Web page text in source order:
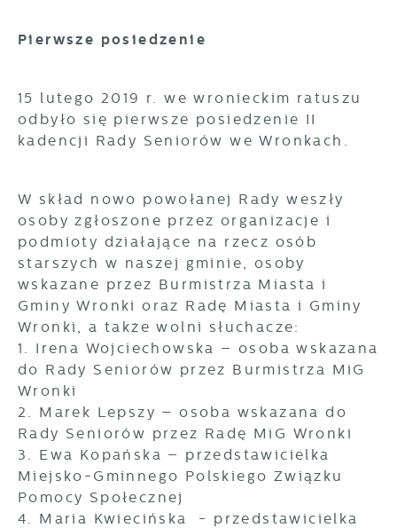
Pierwsze posiedzenie
15 lutego 2019 r. we wronieckim ratuszu
odbyło się pierwsze posiedzenie II
kadencji Rady Seniorów we Wronkach.
W skład nowo powołanej Rady weszły
osoby zgłoszone przez organizacje i
podmioty działające na rzecz osób
starszych w naszej gminie, osoby
wskazane przez Burmistrza Miasta i
Gminy Wronki oraz Radę Miasta i Gminy
Wronki, a także wolni słuchacze:
1. Irena Wojciechowska – osoba wskazana
do Rady Seniorów przez Burmistrza MiG
Wronki
2. Marek Lepszy – osoba wskazana do
Rady Seniorów przez Radę MiG Wronki
3. Ewa Kopańska – przedstawicielka
Miejsko-Gminnego Polskiego Związku
Pomocy Społecznej
4. Maria Kwiecińska - przedstawicielka
Pliki cookies odpowiadają na podejmowane
prywatności, logowania czy wypełniania
formularzy. Dzięki plikom cookies strona, z
której korzystasz, może działać bez zakłóceń.
Funkcjonalne i personalizacyjne
Tego typu pliki cookies umożliwiają stronie
określonych funkcjonalności czy
prezentowanych treści.
Dzięki tym plikom cookies możemy zapewnić
Ci większy komfort korzystania z
funkcjonalności naszej strony poprzez
dopasowanie jej do Twoich indywidualnych
preferencji. Wyrażenie zgody na funkcjonalne i
personalizacyjne pliki cookies gwarantuje
dostępność większej ilości funkcji na stronie.
Więcej
Analityczne
Analityczne pliki cookies pomagają nam
rozwijać się i dostosowywać do Twoich
potrzeb.
Cookies analityczne pozwalają na uzyskanie
informacji w zakresie wykorzystywania witryny
internetowej, miejsca oraz częstotliwości, z
jaką odwiedzane są nasze serwisy www. Dane
pozwalają nam na ocenę naszych serwisów
internetowych pod względem ich popularności
Więcej
Reklamowe
Dzięki reklamowym plikom cookies